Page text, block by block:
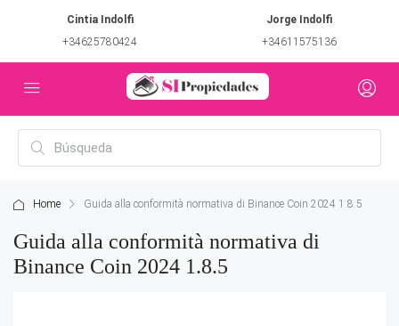
Cintia Indolfi
+34625780424
Jorge Indolfi
+34611575136
Home Guida alla conformità normativa di Binance Coin 2024 1.8.5
Guida alla conformità normativa di
Binance Coin 2024 1.8.5